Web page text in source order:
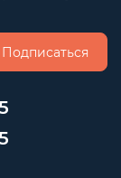
Подписаться